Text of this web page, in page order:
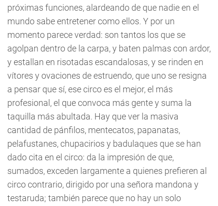
próximas funciones, alardeando de que nadie en el
mundo sabe entretener como ellos. Y por un
momento parece verdad: son tantos los que se
agolpan dentro de la carpa, y baten palmas con ardor,
y estallan en risotadas escandalosas, y se rinden en
vítores y ovaciones de estruendo, que uno se resigna
a pensar que sí, ese circo es el mejor, el más
profesional, el que convoca más gente y suma la
taquilla más abultada. Hay que ver la masiva
cantidad de pánfilos, mentecatos, papanatas,
pelafustanes, chupacirios y badulaques que se han
dado cita en el circo: da la impresión de que,
sumados, exceden largamente a quienes prefieren al
circo contrario, dirigido por una señora mandona y
testaruda; también parece que no hay un solo